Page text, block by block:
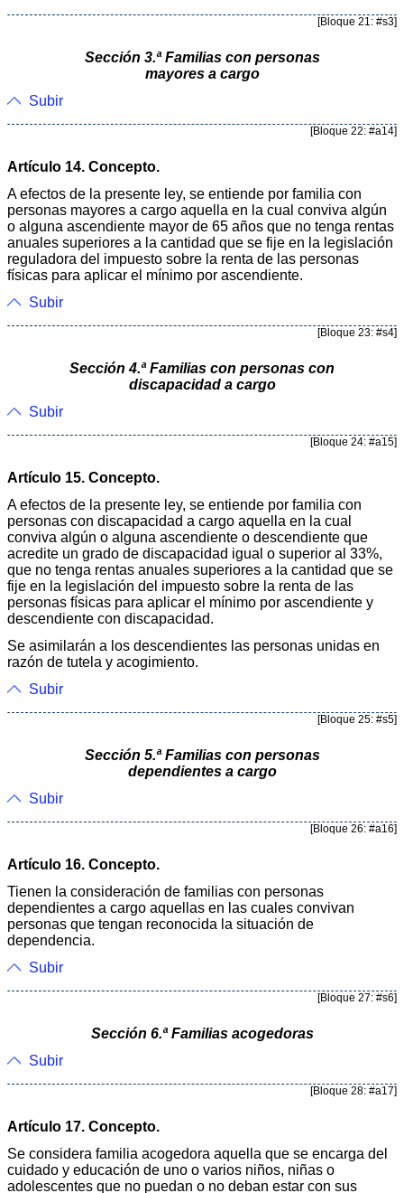
[Bloque 21: #s3]
Sección 3.ª Familias con personas
mayores a cargo
Subir
[Bloque 22: #a14]
Artículo 14. Concepto.
A efectos de la presente ley, se entiende por familia con
personas mayores a cargo aquella en la cual conviva algún
o alguna ascendiente mayor de 65 años que no tenga rentas
anuales superiores a la cantidad que se fije en la legislación
reguladora del impuesto sobre la renta de las personas
físicas para aplicar el mínimo por ascendiente.
Subir
[Bloque 23: #s4]
Sección 4.ª Familias con personas con
discapacidad a cargo
Subir
[Bloque 24: #a15]
Artículo 15. Concepto.
A efectos de la presente ley, se entiende por familia con
personas con discapacidad a cargo aquella en la cual
conviva algún o alguna ascendiente o descendiente que
acredite un grado de discapacidad igual o superior al 33%,
que no tenga rentas anuales superiores a la cantidad que se
fije en la legislación del impuesto sobre la renta de las
personas físicas para aplicar el mínimo por ascendiente y
descendiente con discapacidad.
Se asimilarán a los descendientes las personas unidas en
razón de tutela y acogimiento.
Subir
[Bloque 25: #s5]
Sección 5.ª Familias con personas
dependientes a cargo
Subir
[Bloque 26: #a16]
Artículo 16. Concepto.
Tienen la consideración de familias con personas
dependientes a cargo aquellas en las cuales convivan
personas que tengan reconocida la situación de
dependencia.
Subir
[Bloque 27: #s6]
Sección 6.ª Familias acogedoras
Subir
[Bloque 28: #a17]
Artículo 17. Concepto.
Se considera familia acogedora aquella que se encarga del
cuidado y educación de uno o varios niños, niñas o
adolescentes que no puedan o no deban estar con sus